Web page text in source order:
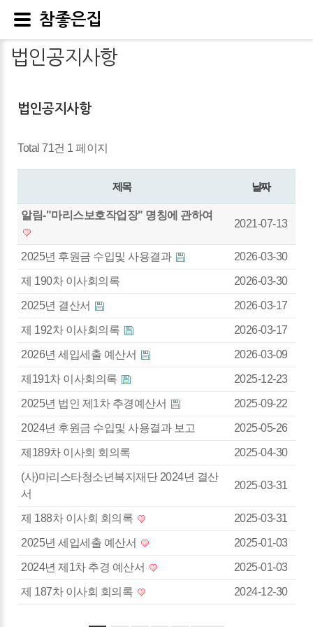
법인공지사항
법인공지사항
Total 71건 1 페이지
제목 날짜
알림-"마리스보호작업장" 명칭에 관하여
2021-07-13
2025년 후원금 수입및 사용결과 2026-03-30
제 190차 이사회의록 2026-03-30
2025년 결산서 2026-03-17
제 192차 이사회의록 2026-03-17
2026년 세입세출 예산서 2026-03-09
제191차 이사회의록 2025-12-23
2025년 법인 제1차 추경예산서 2025-09-22
2024년 후원금 수입및 사용결과 보고 2025-05-26
제189차 이사회 회의록 2025-04-30
(사)마리스타청소년복지재단 2024년 결산
서
2025-03-31
제 188차 이사회 회의록 2025-03-31
2025년 세입세출 예산서 2025-01-03
2024년 제1차 추경 예산서 2025-01-03
제 187차 이사회 회의록 2024-12-30
참좋은집